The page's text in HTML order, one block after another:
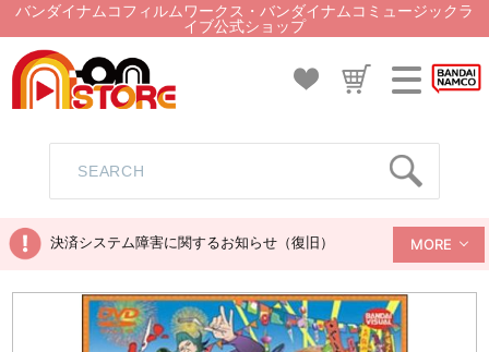
バンダイナムコフィルムワークス・バンダイナムコミュージックラ
イブ公式ショップ
決済システム障害に関するお知らせ（復旧） MORE